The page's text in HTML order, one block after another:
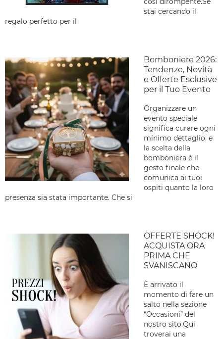
stai cercando il
regalo perfetto per il
Bomboniere 2026:
Tendenze, Novità
e Offerte Esclusive
per il Tuo Evento
Organizzare un
evento speciale
significa curare ogni
minimo dettaglio, e
la scelta della
bomboniera è il
gesto finale che
comunica ai tuoi
ospiti quanto la loro
presenza sia stata importante. Che si
OFFERTE SHOCK!
ACQUISTA ORA
PRIMA CHE
SVANISCANO
È arrivato il
momento di fare un
salto nella sezione
“Occasioni” del
nostro sito.Qui
troverai una